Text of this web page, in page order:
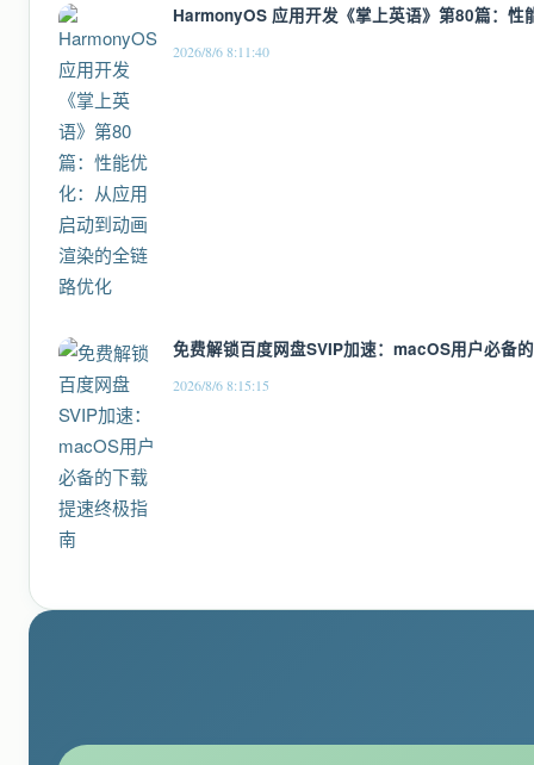
HarmonyOS 应用开发《掌上英语》第80篇：
2026/8/6 8:11:40
免费解锁百度网盘SVIP加速：macOS用户必备
2026/8/6 8:15:15